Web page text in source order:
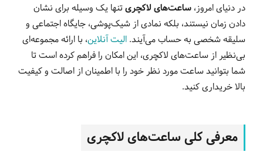
در دنیای امروز، ساعت‌های لاکچریتنها یک وسیله برای نشان
دادن زمان نیستند، بلکه نمادی از شیک‌پوشی، جایگاه اجتماعی و
سلیقه شخصی به حساب می‌آیند. الیت آنلاین، با ارائه مجموعه‌ای
بی‌نظیر از ساعت‌های لاکچری، این امکان را فراهم کرده است تا
شما بتوانید ساعت مورد نظر خود را با اطمینان از اصالت و کیفیت
بالا خریداری کنید.
معرفی کلی ساعت‌های لاکچری